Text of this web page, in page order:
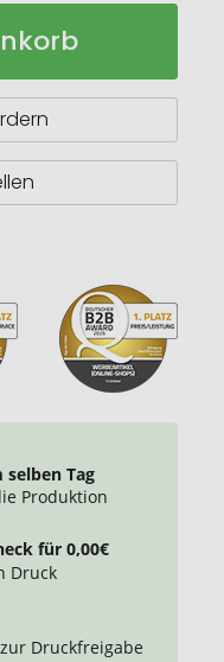
selben Tag
Produktion
für 0,00€
Druck
Druckfreigabe